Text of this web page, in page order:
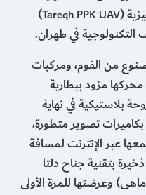
(
Tareqh PPK UAV
)
في طهران.
من الفوم، ومركبات
محركها مزود ببطارية
بلاستيكية في نهاية
تصوير متطورة،
عبر الإنترنت لمسافة
بتقنية جناح دلتا
وعرضتها للمرة الأولى